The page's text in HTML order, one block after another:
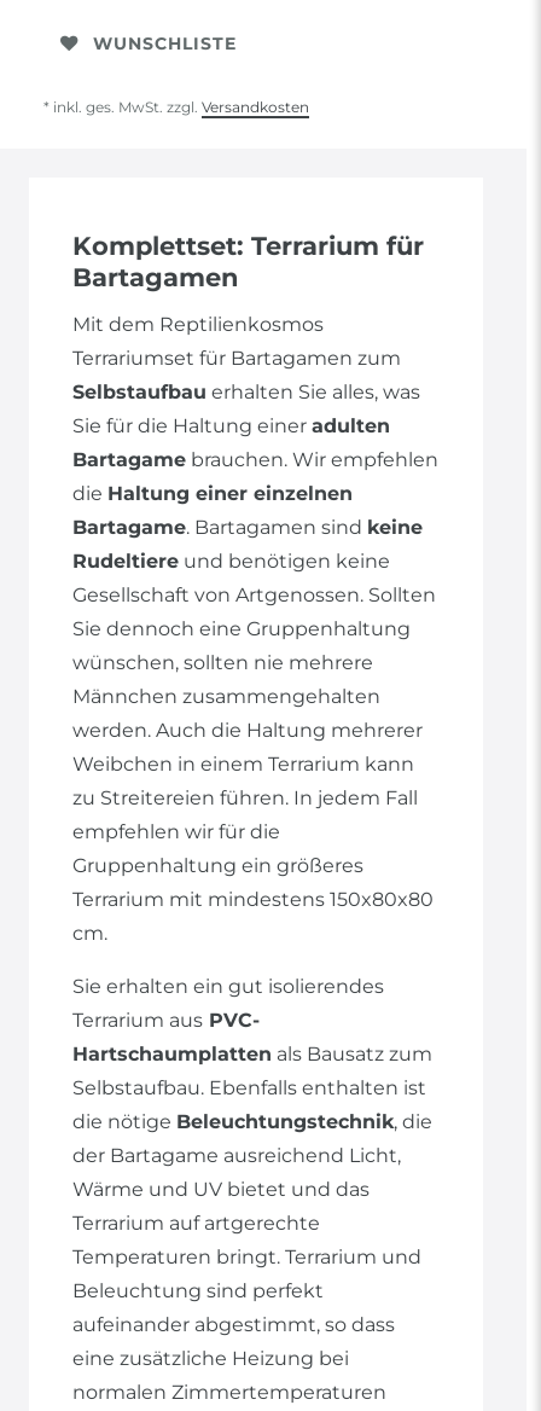
WUNSCHLISTE
* inkl. ges. MwSt. zzgl. Versandkosten
Komplettset: Terrarium für
Bartagamen
Mit dem Reptilienkosmos
Terrariumset für Bartagamen zum
Selbstaufbau erhalten Sie alles, was
Sie für die Haltung einer adulten
Bartagame brauchen. Wir empfehlen
die Haltung einer einzelnen
Bartagame. Bartagamen sind keine
Rudeltiere und benötigen keine
Gesellschaft von Artgenossen. Sollten
Sie dennoch eine Gruppenhaltung
wünschen, sollten nie mehrere
Männchen zusammengehalten
werden. Auch die Haltung mehrerer
Weibchen in einem Terrarium kann
zu Streitereien führen. In jedem Fall
empfehlen wir für die
Gruppenhaltung ein größeres
Terrarium mit mindestens 150x80x80
cm.
Sie erhalten ein gut isolierendes
Terrarium aus PVC-
Hartschaumplatten als Bausatz zum
Selbstaufbau. Ebenfalls enthalten ist
die nötige Beleuchtungstechnik, die
der Bartagame ausreichend Licht,
Wärme und UV bietet und das
Terrarium auf artgerechte
Temperaturen bringt. Terrarium und
Beleuchtung sind perfekt
aufeinander abgestimmt, so dass
eine zusätzliche Heizung bei
normalen Zimmertemperaturen